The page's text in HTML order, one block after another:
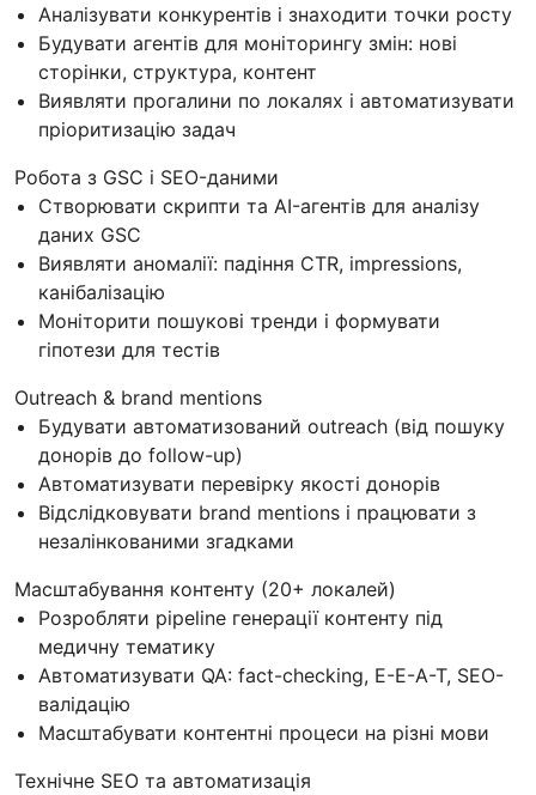
Аналізувати конкурентів і знаходити точки росту
Будувати агентів для моніторингу змін: нові
сторінки, структура, контент
Виявляти прогалини по локалях і автоматизувати
пріоритизацію задач
Робота з GSC і SEO-даними
Створювати скрипти та AI-агентів для аналізу
даних GSC
Виявляти аномалії: падіння CTR, impressions,
канібалізацію
Моніторити пошукові тренди і формувати
гіпотези для тестів
Outreach & brand mentions
Будувати автоматизований outreach (від пошуку
донорів до follow-up)
Автоматизувати перевірку якості донорів
Відслідковувати brand mentions і працювати з
незалінкованими згадками
Масштабування контенту (20+ локалей)
Розробляти pipeline генерації контенту під
медичну тематику
Автоматизувати QA: fact-checking, E-E-A-T, SEO-
валідацію
Масштабувати контентні процеси на різні мови
Технічне SEO та автоматизація